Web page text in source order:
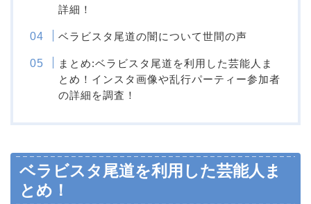
詳細！
ベラビスタ尾道の闇について世間の声
まとめ:ベラビスタ尾道を利用した芸能人ま
とめ！インスタ画像や乱行パーティー参加者
の詳細を調査！
ベラビスタ尾道を利用した芸能人ま
とめ！